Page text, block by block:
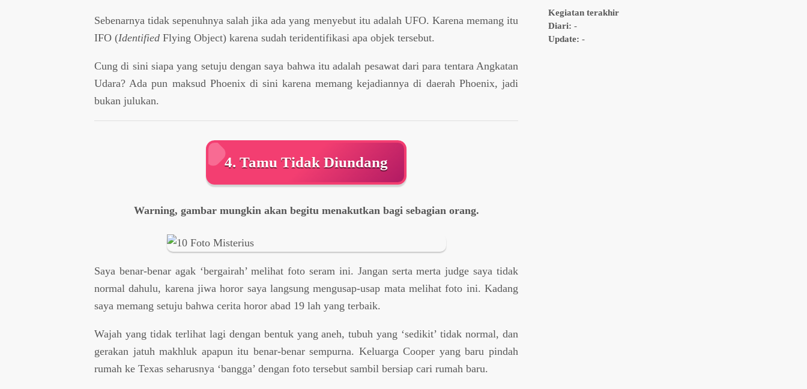
Sebenarnya tidak sepenuhnya salah jika ada yang menyebut itu adalah UFO. Karena memang itu
IFO (Identified Flying Object) karena sudah teridentifikasi apa objek tersebut.
Cung di sini siapa yang setuju dengan saya bahwa itu adalah pesawat dari para tentara Angkatan
Udara? Ada pun maksud Phoenix di sini karena memang kejadiannya di daerah Phoenix, jadi
bukan julukan.
4. Tamu Tidak Diundang
Warning, gambar mungkin akan begitu menakutkan bagi sebagian orang.
Saya benar-benar agak ‘bergairah’ melihat foto seram ini. Jangan serta merta judge saya tidak
normal dahulu, karena jiwa horor saya langsung mengusap-usap mata melihat foto ini. Kadang
saya memang setuju bahwa cerita horor abad 19 lah yang terbaik.
Wajah yang tidak terlihat lagi dengan bentuk yang aneh, tubuh yang ‘sedikit’ tidak normal, dan
gerakan jatuh makhluk apapun itu benar-benar sempurna. Keluarga Cooper yang baru pindah
rumah ke Texas seharusnya ‘bangga’ dengan foto tersebut sambil bersiap cari rumah baru.
Kegiatan terakhir
Diari:-
Update:-